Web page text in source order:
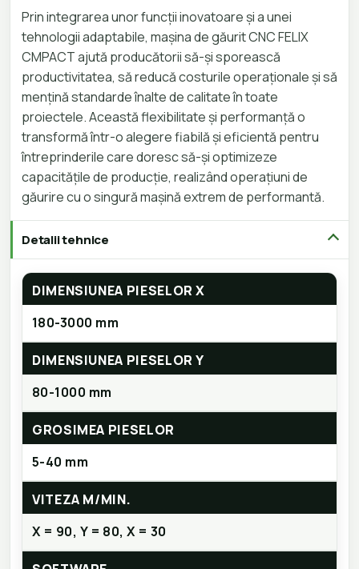
Prin integrarea unor funcții inovatoare și a unei
tehnologii adaptabile, mașina de găurit CNC FELIX
CMPACT ajută producătorii să-și sporească
productivitatea, să reducă costurile operaționale și să
mențină standarde înalte de calitate în toate
proiectele. Această flexibilitate și performanță o
transformă într-o alegere fiabilă și eficientă pentru
întreprinderile care doresc să-și optimizeze
capacitățile de producție, realizând operațiuni de
găurire cu o singură mașină extrem de performantă.
Detalii tehnice
DIMENSIUNEA PIESELOR X
180-3000 mm
DIMENSIUNEA PIESELOR Y
80-1000 mm
GROSIMEA PIESELOR
5-40 mm
VITEZA M/MIN.
X = 90, Y = 80, X = 30